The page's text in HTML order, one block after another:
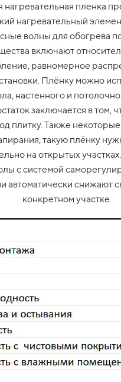
пленка
нагревательный
волны для обогрева
включают
равномерное
Плёнку можно
настенного и
заключается в том,
плитку. Также
такую плёнку
на открытых
с системой
автоматически снижают
конкретном участке.